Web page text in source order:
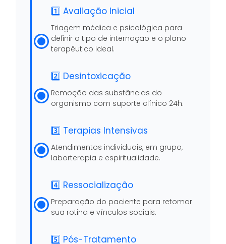
1️⃣ Avaliação Inicial
Triagem médica e psicológica para
definir o tipo de internação e o plano
terapêutico ideal.
2️⃣ Desintoxicação
Remoção das substâncias do
organismo com suporte clínico 24h.
3️⃣ Terapias Intensivas
Atendimentos individuais, em grupo,
laborterapia e espiritualidade.
4️⃣ Ressocialização
Preparação do paciente para retomar
sua rotina e vínculos sociais.
5️⃣ Pós-Tratamento